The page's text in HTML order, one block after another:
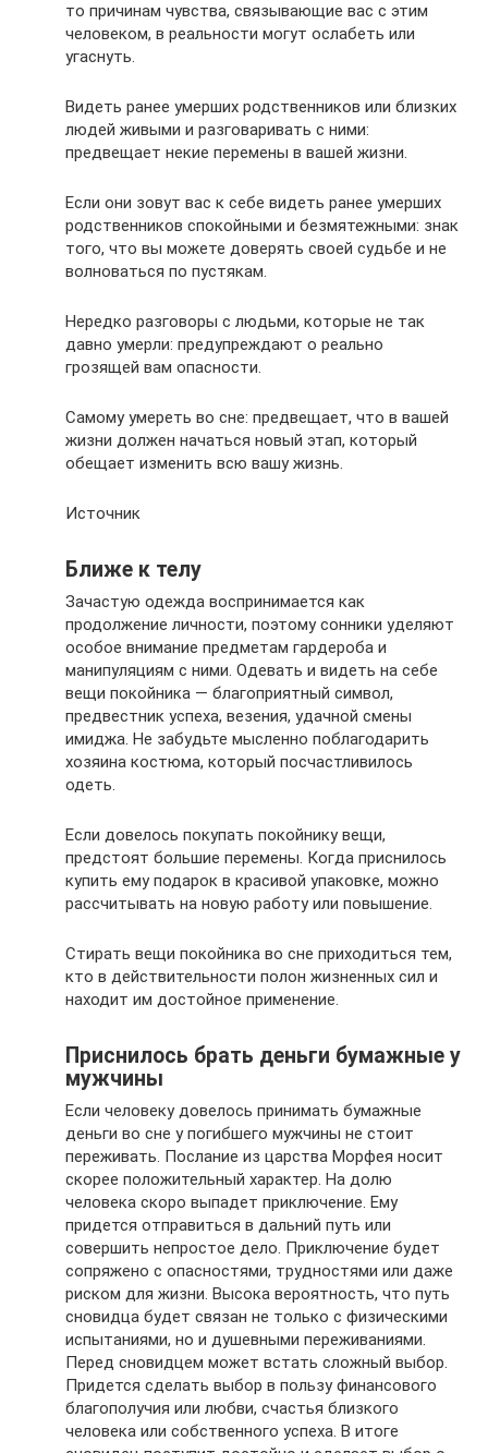
то причинам чувства, связывающие вас с этим
человеком, в реальности могут ослабеть или
угаснуть.
Видеть ранее умерших родственников или близких
людей живыми и разговаривать с ними:
предвещает некие перемены в вашей жизни.
Если они зовут вас к себе видеть ранее умерших
родственников спокойными и безмятежными: знак
того, что вы можете доверять своей судьбе и не
волноваться по пустякам.
Нередко разговоры с людьми, которые не так
давно умерли: предупреждают о реально
грозящей вам опасности.
Самому умереть во сне: предвещает, что в вашей
жизни должен начаться новый этап, который
обещает изменить всю вашу жизнь.
Источник
Ближе к телу
Зачастую одежда воспринимается как
продолжение личности, поэтому сонники уделяют
особое внимание предметам гардероба и
манипуляциям с ними. Одевать и видеть на себе
вещи покойника — благоприятный символ,
предвестник успеха, везения, удачной смены
имиджа. Не забудьте мысленно поблагодарить
хозяина костюма, который посчастливилось
одеть.
Если довелось покупать покойнику вещи,
предстоят большие перемены. Когда приснилось
купить ему подарок в красивой упаковке, можно
рассчитывать на новую работу или повышение.
Стирать вещи покойника во сне приходиться тем,
кто в действительности полон жизненных сил и
находит им достойное применение.
Приснилось брать деньги бумажные у
мужчины
Если человеку довелось принимать бумажные
деньги во сне у погибшего мужчины не стоит
переживать. Послание из царства Морфея носит
скорее положительный характер. На долю
человека скоро выпадет приключение. Ему
придется отправиться в дальний путь или
совершить непростое дело. Приключение будет
сопряжено с опасностями, трудностями или даже
риском для жизни. Высока вероятность, что путь
сновидца будет связан не только с физическими
испытаниями, но и душевными переживаниями.
Перед сновидцем может встать сложный выбор.
Придется сделать выбор в пользу финансового
благополучия или любви, счастья близкого
человека или собственного успеха. В итоге